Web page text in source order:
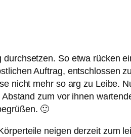
So etwa rücken
Auftrag, entschlossen
nicht mehr so arg zu Leibe.
zum vor ihnen
🙂
neigen derzeit zum